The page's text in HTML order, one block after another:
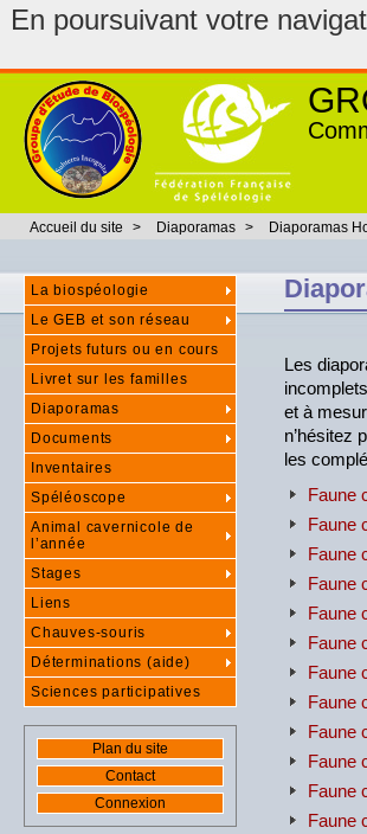
En poursuivant votre
Accueil du site > Diaporamas > Diaporamas
Les
et à
n’hésitez
les
Faune
Faune
Faune
Faune
Faune
Faune
Faune
Faune
Faune
Faune
Faune
Faune
La biospéologie
Le GEB et son réseau
Projets futurs ou en cours
Livret sur les familles
Diaporamas
Documents
Inventaires
Spéléoscope
Animal cavernicole de
l’année
Stages
Liens
Chauves-souris
Déterminations (aide)
Sciences participatives
Plan du site
Contact
Connexion